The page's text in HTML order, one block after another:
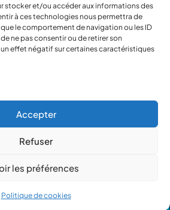
stocker et/ou accéder aux informations des
à ces technologies nous permettra de
le comportement de navigation ou les ID
ne pas consentir ou de retirer son
effet négatif sur certaines caractéristiques
Accepter
Refuser
les préférences
Politique de cookies